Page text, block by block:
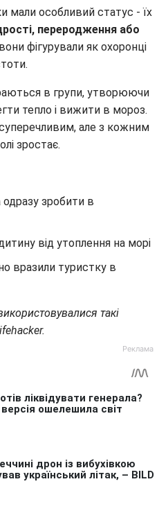
мали особливий статус - їх
переродження або
фігурували як охоронці
в групи, утворюючи
тепло і вижити в мороз.
але з кожним
зростає.
зробити в
від утоплення на морі
вразили туристку в
такі